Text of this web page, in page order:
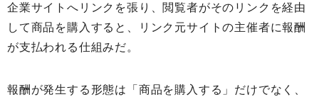
企業サイトへリンクを張り、閲覧者がそのリンクを経由
して商品を購入すると、リンク元サイトの主催者に報酬
が支払われる仕組みだ。
報酬が発生する形態は「商品を購入する」だけでなく、